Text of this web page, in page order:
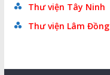
Thư viện Tây Ninh
Thư viện Lâm Đồng